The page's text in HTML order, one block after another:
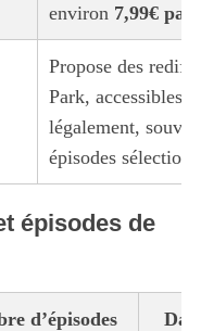
environ 7,99€ par
Propose des
Park, accessibles
légalement,
épisodes
épisodes de
d’épisodes